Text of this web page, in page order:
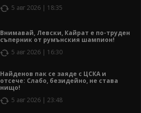
5 авг 2026 | 18:35
Внимавай, Левски, Кайрат е по-труден
съперник от румънския шампион!
5 авг 2026 | 16:30
Найденов пак се заяде с ЦСКА и
отсече: Слабо, безидейно, не става
нищо!
5 авг 2026 | 23:48